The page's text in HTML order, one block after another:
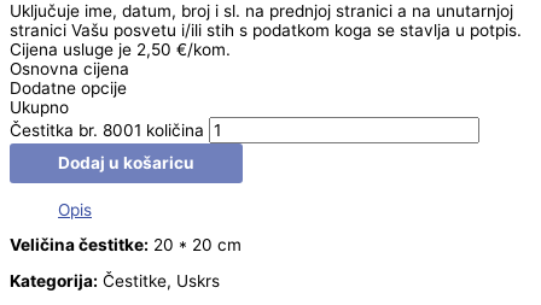
Uključuje ime, datum, broj i sl. na prednjoj stranici a na unutarnjoj
stranici Vašu posvetu i/ili stih s podatkom koga se stavlja u potpis.
Cijena usluge je 2,50 €/kom.
Osnovna cijena
Dodatne opcije
Ukupno
Čestitka br. 8001 količina
Dodaj u košaricu
Opis
Veličina čestitke: 20 * 20 cm
Kategorija: Čestitke, Uskrs